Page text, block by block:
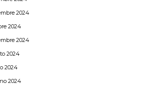
2024
2024
2024
2024
2024
2024